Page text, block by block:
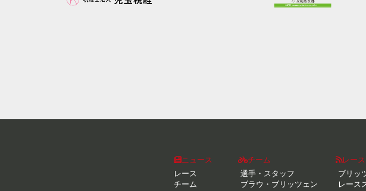
ニュース
レース
チーム
チーム
選手・スタッフ
ブラウ・ブリッツェン
レース
ブリッ
レース